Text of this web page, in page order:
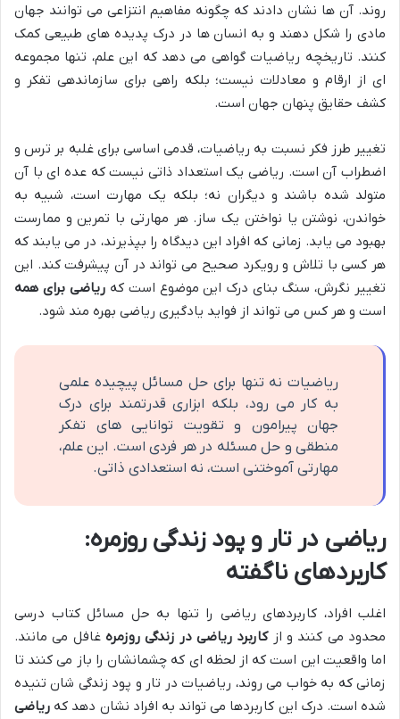
روند. آن ها نشان دادند که چگونه مفاهیم انتزاعی می توانند جهان
مادی را شکل دهند و به انسان ها در درک پدیده های طبیعی کمک
کنند. تاریخچه ریاضیات گواهی می دهد که این علم، تنها مجموعه
ای از ارقام و معادلات نیست؛ بلکه راهی برای سازماندهی تفکر و
کشف حقایق پنهان جهان است.
تغییر طرز فکر نسبت به ریاضیات، قدمی اساسی برای غلبه بر ترس و
اضطراب آن است. ریاضی یک استعداد ذاتی نیست که عده ای با آن
متولد شده باشند و دیگران نه؛ بلکه یک مهارت است، شبیه به
خواندن، نوشتن یا نواختن یک ساز. هر مهارتی با تمرین و ممارست
بهبود می یابد. زمانی که افراد این دیدگاه را بپذیرند، در می یابند که
هر کسی با تلاش و رویکرد صحیح می تواند در آن پیشرفت کند. این
تغییر نگرش، سنگ بنای درک این موضوع است کهریاضی برای همه
است و هر کس می تواند از فواید یادگیری ریاضی بهره مند شود.
ریاضیات نه تنها برای حل مسائل پیچیده علمی
به کار می رود، بلکه ابزاری قدرتمند برای درک
جهان پیرامون و تقویت توانایی های تفکر
منطقی و حل مسئله در هر فردی است. این علم،
مهارتی آموختنی است، نه استعدادی ذاتی.
ریاضی در تار و پود زندگی روزمره:
کاربردهای ناگفته
اغلب افراد، کاربردهای ریاضی را تنها به حل مسائل کتاب درسی
محدود می کنند و ازکاربرد ریاضی در زندگی روزمره غافل می مانند.
اما واقعیت این است که از لحظه ای که چشمانشان را باز می کنند تا
زمانی که به خواب می روند، ریاضیات در تار و پود زندگی شان تنیده
شده است. درک این کاربردها می تواند به افراد نشان دهد که ریاضی